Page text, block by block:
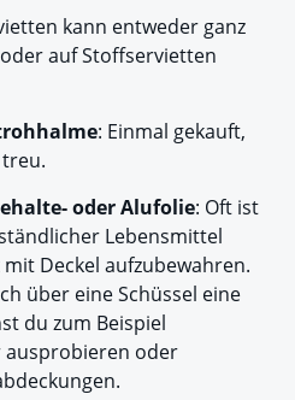
kann entweder ganz
auf Stoffservietten
: Einmal gekauft,
oder Alufolie: Oft ist
Lebensmittel
Deckel aufzubewahren.
über eine Schüssel eine
du zum Beispiel
ausprobieren oder